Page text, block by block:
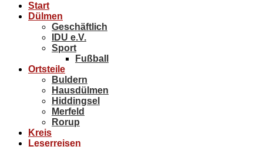
Start
Dülmen
Geschäftlich
IDU e.V.
Sport
Fußball
Ortsteile
Buldern
Hausdülmen
Hiddingsel
Merfeld
Rorup
Kreis
Leserreisen